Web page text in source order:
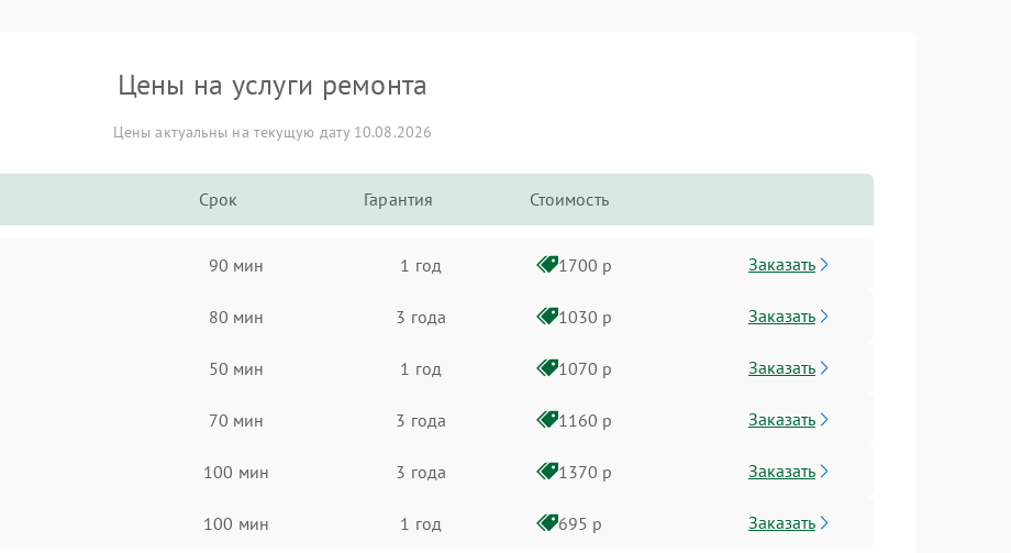
Цены на услуги ремонта
Цены актуальны на текущую дату 10.08.2026
Срок Гарантия Стоимость
90 мин 1 год 1700 р Заказать
80 мин 3 года 1030 р Заказать
50 мин 1 год 1070 р Заказать
70 мин 3 года 1160 р Заказать
100 мин 3 года 1370 р Заказать
100 мин 1 год 695 р Заказать